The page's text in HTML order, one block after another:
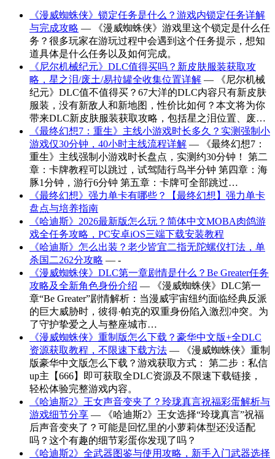
《漫威蜘蛛侠》锁定任务是什么？游戏内锁定任务详解
与完成攻略 — 《漫威蜘蛛侠》游戏里这个锁定是什么任
务？很多玩家在游玩过程中会遇到这个任务提示，想知
道具体是什么任务以及如何完成。
《尼尔机械纪元》DLC值得买吗？新皮肤服装获取攻
略，星之泪/废土/易拉罐全收集位置详解 — 《尼尔机械
纪元》DLC值不值得买？67大洋的DLC内容只有新皮肤
服装，没有新敌人和新地图，性价比如何？本文将为你
带来DLC新皮肤服装获取攻略，包括星之泪位置、废…
《最终幻想7：重生》主线小游戏时长多久？实测强制小
游戏仅30分钟，40小时主线流程详解 — 《最终幻想7：
重生》主线强制小游戏时长盘点，实测约30分钟！ 第二
章：卡牌教程可以跳过，试驾陆行鸟半分钟 第四章：海
豚1分钟，游行6分钟 第五章：卡牌可全部跳过…
《最终幻想》强力单卡有哪些？【最终幻想】强力单卡
盘点与培养指南
《哈迪斯》2026最新版怎么玩？简体中文MOBA肉鸽游
戏全任务攻略，PC安卓iOS三端下载安装教程
《哈迪斯》怎么出装？老少皆宜二指无陀螺仪打法，单
杀国二262分攻略 — -
《漫威蜘蛛侠》DLC第一章剧情是什么？Be Greater任务
攻略及全新角色身份介绍 — 《漫威蜘蛛侠》DLC第一
章“Be Greater”剧情解析：当漫威宇宙纽约面临经典反派
的巨大威胁时，彼得·帕克的双重身份陷入激烈冲突。为
了守护挚爱之人与整座城市…
《漫威蜘蛛侠》重制版怎么下载？豪华中文版+全DLC
资源获取教程，不限速下载方法 — 《漫威蜘蛛侠》重制
版豪华中文版怎么下载？游戏获取方式： 第二步：私信
up主【666】即可获取全DLC资源及不限速下载链接，
轻松体验完整游戏内容。
《哈迪斯2》王女声音变夹了？玲珑真言祝福彩蛋解析与
游戏细节分享 — 《哈迪斯2》王女选择“玲珑真言”祝福
后声音变夹了？可能是回忆里的小萝莉体型还没适配
吗？这个有趣的细节彩蛋你发现了吗？
《哈迪斯2》全武器图鉴与使用攻略，新手入门武器选择